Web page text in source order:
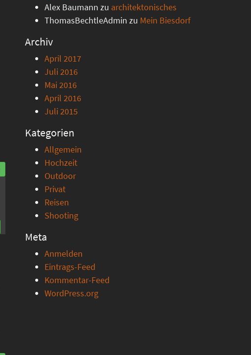
Alex Baumann zu architektonisches
ThomasBechtleAdmin zu Mein Biesdorf
Archiv
April 2017
Juli 2016
Mai 2016
April 2016
Juli 2015
Kategorien
Allgemein
Hochzeit
Outdoor
Privat
Reisen
Shooting
Meta
Anmelden
Eintrags-Feed
Kommentar-Feed
WordPress.org